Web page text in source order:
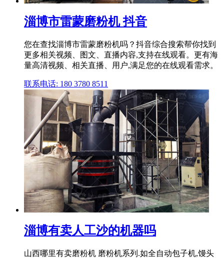
淄博市雷蒙磨粉机 抖音
您在查找淄博市雷蒙磨粉机吗？抖音综合搜索帮你找到
更多相关视频、图文、直播内容,支持在线观看。更有海
量高清视频、相关直播、用户,满足您的在线观看需求。
联系电话: 180 3780 8511
淄博有卖人工沙的机器吗
山西哪里有卖磨粉机 磨粉机系列.如全自动包子机,馒头